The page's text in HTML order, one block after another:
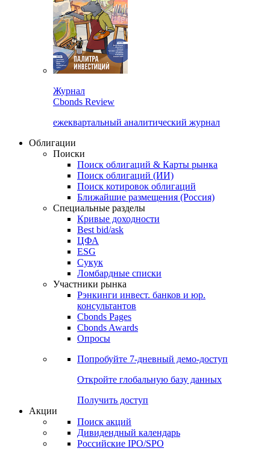
Журнал
Cbonds Review
ежеквартальный аналитический журнал
Облигации
Поиски
Поиск облигаций & Карты рынка
Поиск облигаций (ИИ)
Поиск котировок облигаций
Ближайшие размещения (Россия)
Специальные разделы
Кривые доходности
Best bid/ask
ЦФА
ESG
Сукук
Ломбардные списки
Участники рынка
Рэнкинги инвест. банков и юр.
консультантов
Cbonds Pages
Cbonds Awards
Опросы
Попробуйте 7-дневный демо-доступ
Откройте глобальную базу данных
Получить доступ
Акции
Поиск акций
Дивидендный календарь
Российские IPO/SPO